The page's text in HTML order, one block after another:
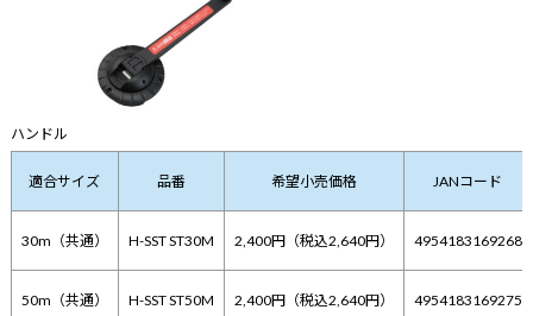
ハンドル
適合サイズ 品番 希望小売価格 JANコード
30m（共通） H-SST ST30M 2,400円（税込2,640円） 4954183169268
50m（共通） H-SST ST50M 2,400円（税込2,640円） 4954183169275